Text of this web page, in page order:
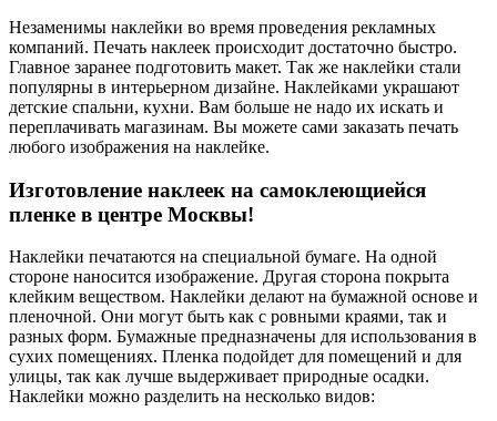
Незаменимы наклейки во время проведения рекламных
компаний. Печать наклеек происходит достаточно быстро.
Главное заранее подготовить макет. Так же наклейки стали
популярны в интерьерном дизайне. Наклейками украшают
детские спальни, кухни. Вам больше не надо их искать и
переплачивать магазинам. Вы можете сами заказать печать
любого изображения на наклейке.
Изготовление наклеек на самоклеющиейся
пленке в центре Москвы!
Наклейки печатаются на специальной бумаге. На одной
стороне наносится изображение. Другая сторона покрыта
клейким веществом. Наклейки делают на бумажной основе и
пленочной. Они могут быть как с ровными краями, так и
разных форм. Бумажные предназначены для использования в
сухих помещениях. Пленка подойдет для помещений и для
улицы, так как лучше выдерживает природные осадки.
Наклейки можно разделить на несколько видов: